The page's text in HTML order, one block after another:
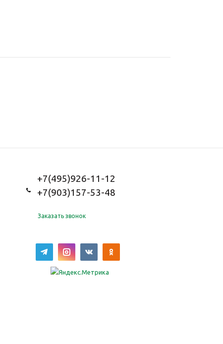
+7(495)926-11-12
+7(903)157-53-48
Заказать звонок